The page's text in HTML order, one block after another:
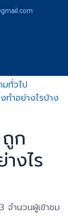
ทั่วไป
ทำอย่างไรบ้าง
ก
งไร
จำนวนผู้เข้าชม